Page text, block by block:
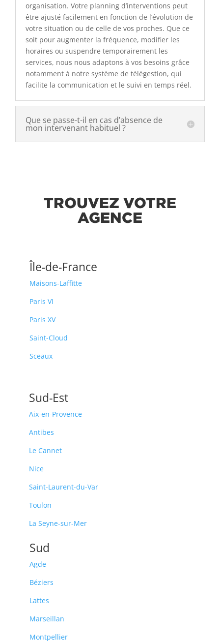
organisation. Votre planning d’interventions peut
être ajusté facilement en fonction de l’évolution de
votre situation ou de celle de vos proches. Que ce
soit pour augmenter la fréquence, modifier les
horaires ou suspendre temporairement les
services, nous nous adaptons à vos besoins grâce
notamment à notre système de télégestion, qui
facilite la communication et le suivi en temps réel.
Que se passe-t-il en cas d’absence de
mon intervenant habituel ?
TROUVEZ VOTRE
AGENCE
Île-de-France
Maisons-Laffitte
Paris VI
Paris XV
Saint-Cloud
Sceaux
Sud-Est
Aix-en-Provence
Antibes
Le Cannet
Nice
Saint-Laurent-du-Var
Toulon
La Seyne-sur-Mer
Sud
Agde
Béziers
Lattes
Marseillan
Montpellier